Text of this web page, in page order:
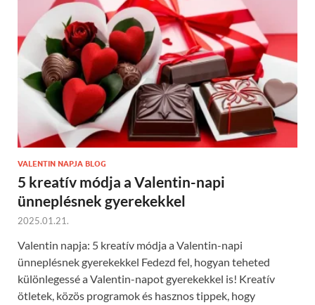
VALENTIN NAPJA BLOG
5 kreatív módja a Valentin-napi
ünneplésnek gyerekekkel
2025.01.21.
Valentin napja: 5 kreatív módja a Valentin-napi
ünneplésnek gyerekekkel Fedezd fel, hogyan teheted
különlegessé a Valentin-napot gyerekekkel is! Kreatív
ötletek, közös programok és hasznos tippek, hogy